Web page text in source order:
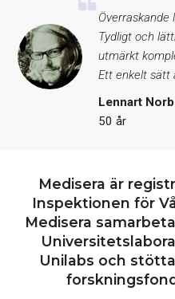
Tydligt och
utmärkt
Ett enkelt sätt
Lennart
50 år
Medisera är
Inspektionen för
Medisera
Unilabs och